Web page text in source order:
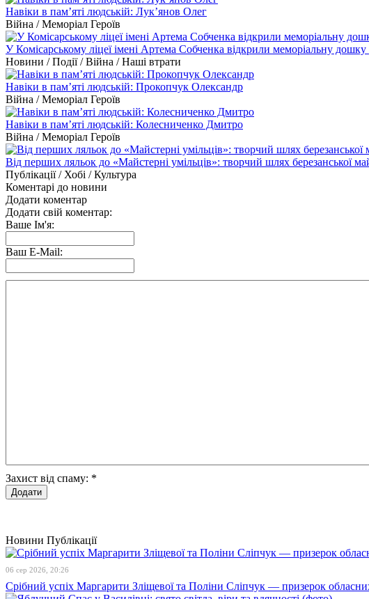
Навіки в пам’яті людській: Лук’янов Олег
Війна / Меморіал Героїв
У Комісарському ліцеї імені Артема Собченка відкрили меморіальну
Новини / Події / Війна / Наші втрати
Навіки в пам’яті людській: Прокопчук Олександр
Війна / Меморіал Героїв
Навіки в пам’яті людській: Колесниченко Дмитро
Війна / Меморіал Героїв
Від перших ляльок до «Майстерні умільців»: творчий шлях березанської
Публікації / Хобі / Культура
Коментарі до новини
Додати коментар
Додати свій коментар:
Ваше Ім'я:
Ваш E-Mail:
Захист від спаму: *
Новини Публікації
06 сер 2026, 20:26
Срібний успіх Маргарити Зліщевої та Поліни Сліпчук — призерок